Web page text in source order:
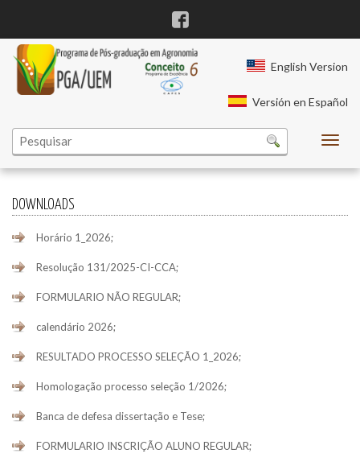
English Version
Versión en Español
escort
escort
izle
escort
izle
izle
DOWNLOADS
Horário 1_2026;
Resolução 131/2025-CI-CCA;
FORMULARIO NÃO REGULAR;
calendário 2026;
RESULTADO PROCESSO SELEÇÃO 1_2026;
Homologação processo seleção 1/2026;
Banca de defesa dissertação e Tese;
FORMULARIO INSCRIÇÃO ALUNO REGULAR;